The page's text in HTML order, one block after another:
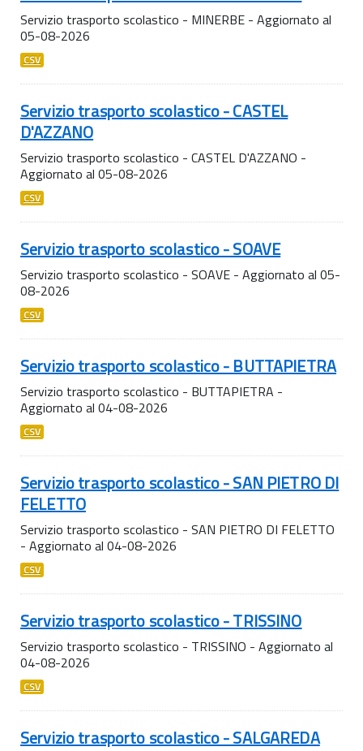
Servizio trasporto scolastico - MINERBE - Aggiornato al
05-08-2026
CSV
Servizio trasporto scolastico - CASTEL
D'AZZANO
Servizio trasporto scolastico - CASTEL D'AZZANO -
Aggiornato al 05-08-2026
CSV
Servizio trasporto scolastico - SOAVE
Servizio trasporto scolastico - SOAVE - Aggiornato al 05-
08-2026
CSV
Servizio trasporto scolastico - BUTTAPIETRA
Servizio trasporto scolastico - BUTTAPIETRA -
Aggiornato al 04-08-2026
CSV
Servizio trasporto scolastico - SAN PIETRO DI
FELETTO
Servizio trasporto scolastico - SAN PIETRO DI FELETTO
- Aggiornato al 04-08-2026
CSV
Servizio trasporto scolastico - TRISSINO
Servizio trasporto scolastico - TRISSINO - Aggiornato al
04-08-2026
CSV
Servizio trasporto scolastico - SALGAREDA